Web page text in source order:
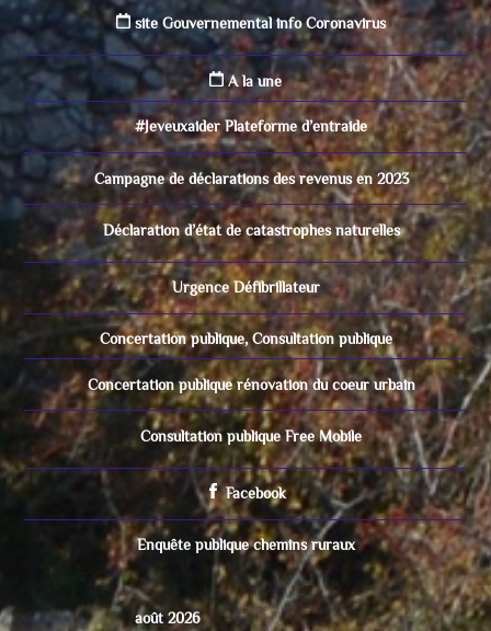
site Gouvernemental info Coronavirus
A la une
#Jeveuxaider Plateforme d’entraide
Campagne de déclarations des revenus en 2023
Déclaration d’état de catastrophes naturelles
Urgence Défibrillateur
Concertation publique, Consultation publique
Concertation publique rénovation du coeur urbain
Consultation publique Free Mobile
Facebook
Enquête publique chemins ruraux
août 2026